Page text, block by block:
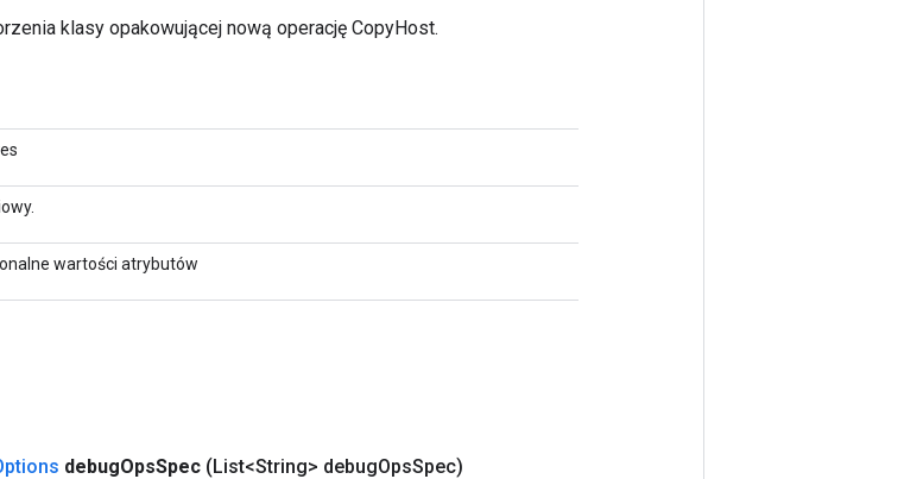
klasy opakowującej nową operację CopyHost.
wartości atrybutów
debugOpsSpec (List<String> debugOpsSpec)